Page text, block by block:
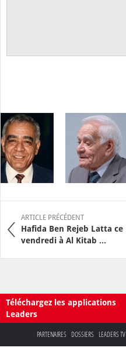
ARTICLE PRÉCÉDENT
Hafida Ben Rejeb Latta ce
vendredi à Al Kitab ...
Téléchargez les applications
Leaders
PARTENAIRES DOSSIERS LEADERS TV